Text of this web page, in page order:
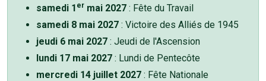
samedi 1 er mai 2027 : Fête du Travail
samedi 8 mai 2027 : Victoire des Alliés de 1945
jeudi 6 mai 2027 : Jeudi de l'Ascension
lundi 17 mai 2027 : Lundi de Pentecôte
mercredi 14 juillet 2027 : Fête Nationale